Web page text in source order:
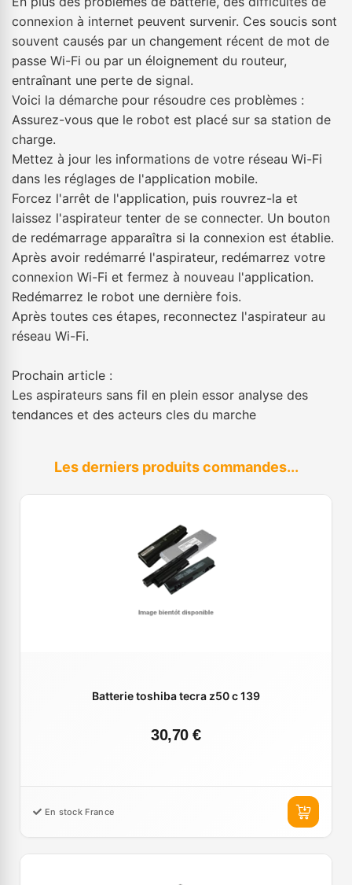
connexion à internet peuvent survenir. Ces soucis sont
souvent causés par un changement récent de mot de
passe Wi-Fi ou par un éloignement du routeur,
entraînant une perte de signal.
Voici la démarche pour résoudre ces problèmes :
Assurez-vous que le robot est placé sur sa station de
charge.
Mettez à jour les informations de votre réseau Wi-Fi
dans les réglages de l'application mobile.
Forcez l'arrêt de l'application, puis rouvrez-la et
laissez l'aspirateur tenter de se connecter. Un bouton
de redémarrage apparaîtra si la connexion est établie.
Après avoir redémarré l'aspirateur, redémarrez votre
connexion Wi-Fi et fermez à nouveau l'application.
Redémarrez le robot une dernière fois.
Après toutes ces étapes, reconnectez l'aspirateur au
réseau Wi-Fi.
Prochain article :
Les aspirateurs sans fil en plein essor analyse des
tendances et des acteurs cles du marche
Les derniers produits commandes...
Batterie toshiba tecra z50 c 139
30,70 €
En stock France